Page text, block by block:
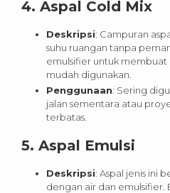
4. Aspal Cold Mix
Deskripsi: Campuran
suhu ruangan tanpa
emulsifier untuk membuat
mudah digunakan.
Penggunaan: Sering
jalan sementara atau
terbatas.
5. Aspal Emulsi
Deskripsi: Aspal jenis ini
dengan air dan emulsifier.